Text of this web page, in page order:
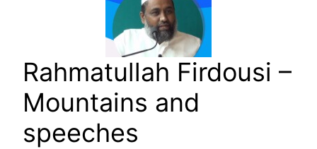
Rahmatullah Firdousi –
Mountains and
speeches